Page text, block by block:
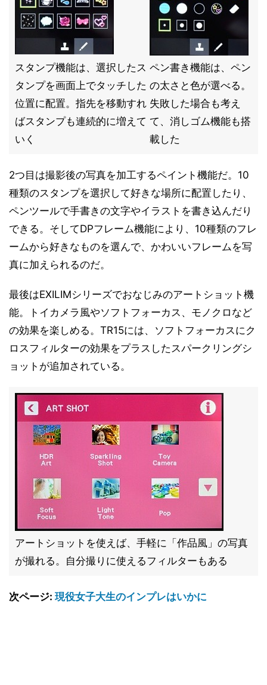
スタンプ機能は、選択したス
タンプを画面上でタッチした
位置に配置。指先を移動すれ
ばスタンプも連続的に増えて
いく
ペン書き機能は、ペン
の太さと色が選べる。
失敗した場合も考え
て、消しゴム機能も搭
載した
2つ目は撮影後の写真を加工するペイント機能だ。10
種類のスタンプを選択して好きな場所に配置したり、
ペンツールで手書きの文字やイラストを書き込んだり
できる。そしてDPフレーム機能により、10種類のフレ
ームから好きなものを選んで、かわいいフレームを写
真に加えられるのだ。
最後はEXILIMシリーズでおなじみのアートショット機
能。トイカメラ風やソフトフォーカス、モノクロなど
の効果を楽しめる。TR15には、ソフトフォーカスにク
ロスフィルターの効果をプラスしたスパークリングシ
ョットが追加されている。
アートショットを使えば、手軽に「作品風」の写真
が撮れる。自分撮りに使えるフィルターもある
次ページ: 現役女子大生のインプレはいかに